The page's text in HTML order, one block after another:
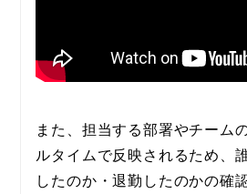
また、担当する部署やチーム
ルタイムで反映されるため、
したのか・退勤したのかの確